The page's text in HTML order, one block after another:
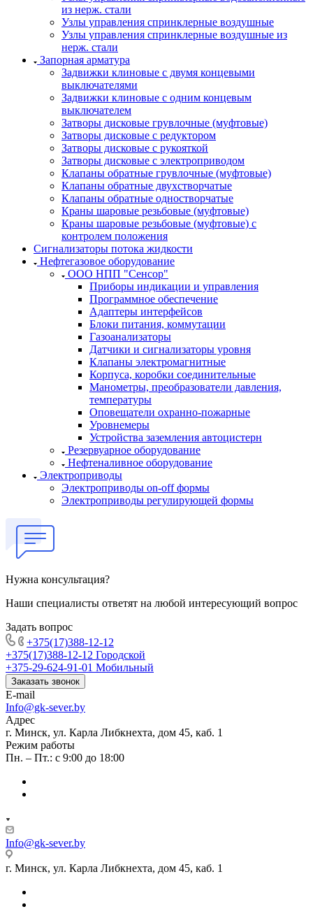
из нерж. стали
Узлы управления спринклерные воздушные
Узлы управления спринклерные воздушные из
нерж. стали
Запорная арматура
Задвижки клиновые с двумя концевыми
выключателями
Задвижки клиновые с одним концевым
выключателем
Затворы дисковые грувлочные (муфтовые)
Затворы дисковые с редуктором
Затворы дисковые с рукояткой
Затворы дисковые с электроприводом
Клапаны обратные грувлочные (муфтовые)
Клапаны обратные двухстворчатые
Клапаны обратные одностворчатые
Краны шаровые резьбовые (муфтовые)
Краны шаровые резьбовые (муфтовые) с
контролем положения
Сигнализаторы потока жидкости
Нефтегазовое оборудование
ООО НПП "Сенсор"
Приборы индикации и управления
Программное обеспечение
Адаптеры интерфейсов
Блоки питания, коммутации
Газоанализаторы
Датчики и сигнализаторы уровня
Клапаны электромагнитные
Корпуса, коробки соединительные
Манометры, преобразователи давления,
температуры
Оповещатели охранно-пожарные
Уровнемеры
Устройства заземления автоцистерн
Резервуарное оборудование
Нефтеналивное оборудование
Электроприводы
Электроприводы on-off формы
Электроприводы регулирующей формы
Нужна консультация?
Наши специалисты ответят на любой интересующий вопрос
Задать вопрос
+375(17)388-12-12
+375(17)388-12-12 Городской
+375-29-624-91-01 Мобильный
Заказать звонок
E-mail
Info@gk-sever.by
Адрес
г. Минск, ул. Карла Либкнехта, дом 45, каб. 1
Режим работы
Пн. – Пт.: с 9:00 до 18:00
Info@gk-sever.by
г. Минск, ул. Карла Либкнехта, дом 45, каб. 1